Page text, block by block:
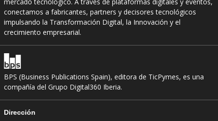
conectamos a fabricantes, partners y decisores tecnológicos
impulsando la Transformación Digital, la Innovación y el
crecimiento empresarial.
BPS (Business Publications Spain), editora de TicPymes, es una
compañía del Grupo Digital360 Iberia.
Dirección